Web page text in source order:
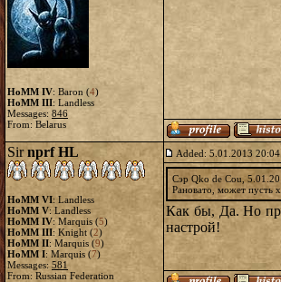
HoMM IV: Baron (4)
HoMM III: Landless
Messages: 846
From: Belarus
Sirnprf HL
HoMM VI: Landless
HoMM V: Landless
HoMM IV: Marquis (5)
HoMM III: Knight (2)
HoMM II: Marquis (9)
HoMM I: Marquis (7)
Messages: 581
From: Russian Federation
Added: 5.01.2013 20:04
Сэр Qko de Cou,
Рановато, может пусть
Как бы, Да. Но
настрой!